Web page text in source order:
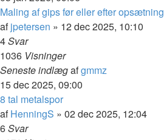
Maling af gips før eller efter opsætning
afjpetersen » 12 dec 2025, 10:10
4Svar
1036 Visninger
Seneste indlægafgmmz
15 dec 2025, 09:00
8 tal metalspor
afHenningS » 02 dec 2025, 12:04
6Svar